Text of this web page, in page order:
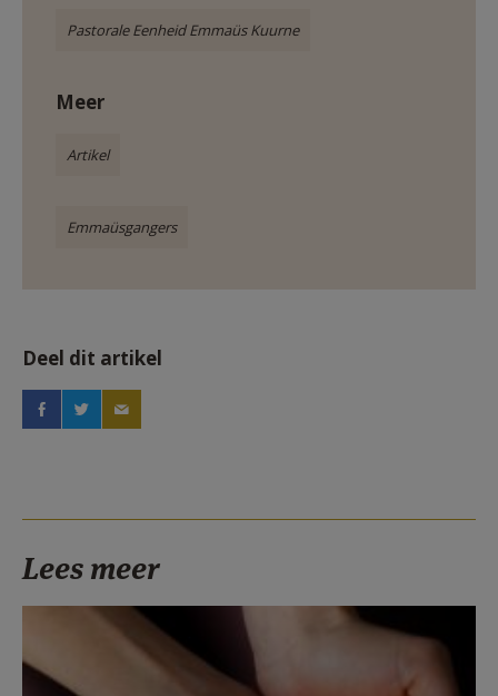
Pastorale Eenheid Emmaüs Kuurne
Meer
Artikel
Emmaüsgangers
Deel dit artikel
Lees meer